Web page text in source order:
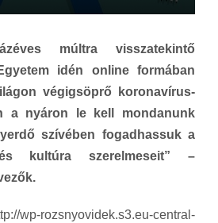
múltra visszatekintő
idén online formában
végigsöprő koronavírus-
a nyáron le kell mondanunk
szívében fogadhassuk a
kultúra szerelmeseit” –
rozsnyovidek.s3.eu-central-